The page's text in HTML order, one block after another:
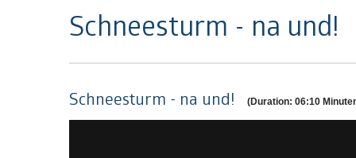
Schneesturm - na und!
Schneesturm - na und! (Duration: 06:10